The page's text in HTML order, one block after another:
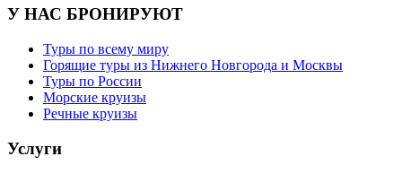
У НАС БРОНИРУЮТ
Туры по всему миру
Горящие туры из Нижнего Новгорода и Москвы
Туры по России
Морские круизы
Речные круизы
Услуги